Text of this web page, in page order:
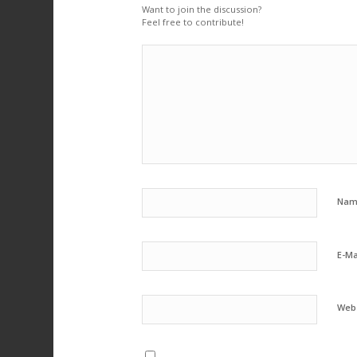
Want to join the discussion?
Feel free to contribute!
E-